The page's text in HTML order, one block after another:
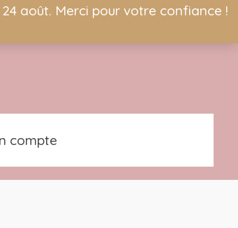
août. Merci pour votre confiance !
compte